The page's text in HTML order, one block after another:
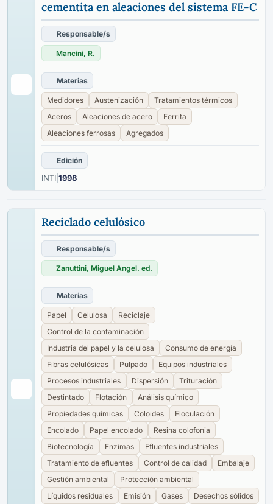
cementita en aleaciones del sistema FE-C
Responsable/s
Mancini, R.
Materias
Medidores Austenización
Tratamientos térmicos
Aceros
Aleaciones de acero
Ferrita
Aleaciones ferrosas
Agregados
Edición
INTI 1998
Reciclado celulósico
Responsable/s
Zanuttini, Miguel Angel. ed.
Materias
Papel Celulosa
Reciclaje
Control de la contaminación
Industria del papel y la celulosa
Consumo de energía
Fibras celulósicas
Pulpado
Equipos industriales
Procesos industriales
Dispersión
Trituración
Destintado
Flotación
Análisis químico
Propiedades químicas
Coloides
Floculación
Encolado
Papel encolado
Resina colofonia
Biotecnología
Enzimas
Efluentes industriales
Tratamiento de efluentes
Control de calidad
Embalaje
Gestión ambiental
Protección ambiental
Líquidos residuales
Emisión Gases Desechos sólidos